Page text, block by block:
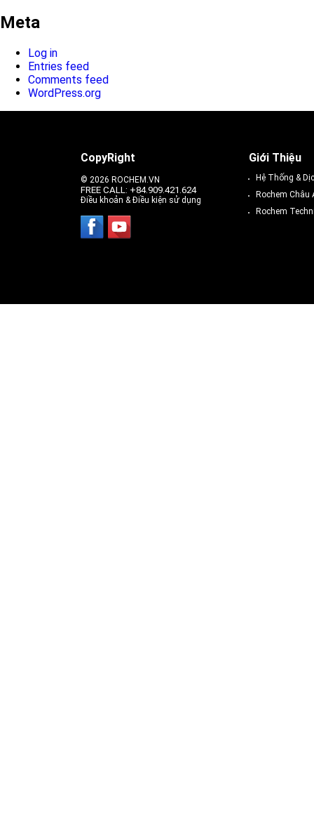
Meta
Log in
Entries feed
Comments feed
WordPress.org
CopyRight
© 2026 ROCHEM.VN
FREE CALL: +84.909.421.624
Điều khoản & Điều kiện sử dụng
Giới Thiệu
Hệ Thống &
Rochem Châu
Rochem